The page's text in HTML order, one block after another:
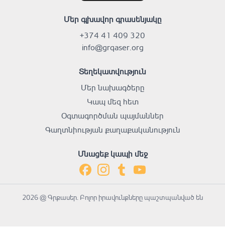
Մեր գլխավոր գրասենյակը
+374 41 409 320
info@grqaser.org
Տեղեկատվություն
Մեր նախագծերը
Կապ մեզ հետ
Օգտագործման պայմաններ
Գաղտնիության քաղաքականություն
Մնացեք կապի մեջ
2026 @ Գրքասեր. Բոլոր իրավունքները պաշտպանված են